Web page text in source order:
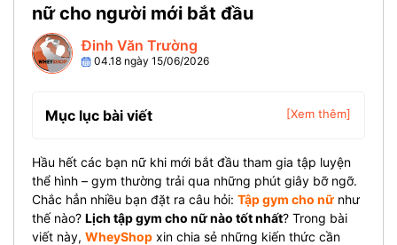
nữ cho người mới bắt đầu
Đinh Văn Trường
04.18 ngày 15/06/2026
Mục lục bài viết [Xem thêm]
Hầu hết các bạn nữ khi mới bắt đầu tham gia tập luyện
thể hình – gym thường trải qua những phút giây bỡ ngỡ.
Chắc hẳn nhiều bạn đặt ra câu hỏi: Tập gym cho nữ như
thế nào? Lịch tập gym cho nữ nào tốt nhất? Trong bài
viết này, WheyShop xin chia sẻ những kiến thức cần